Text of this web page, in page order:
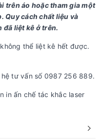
trên áo hoặc tham gia một
Quy cách chất liệu và
liệt kê ở trên.
không thể liệt kê hết được.
tư vấn số 0987 256 889.
in ấn chế tác khắc laser